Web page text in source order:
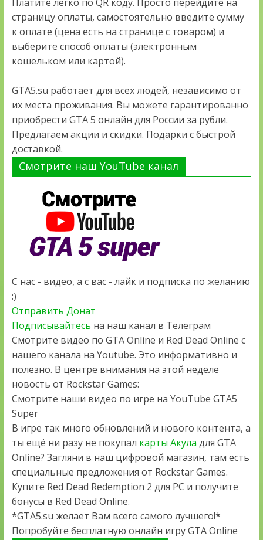
страницу оплаты, самостоятельно введите сумму
к оплате (цена есть на странице с товаром) и
выберите способ оплаты (электронным
кошельком или картой).
GTA5.su работает для всех людей, независимо от
их места проживания. Вы можете гарантированно
приобрести GTA 5 онлайн для России за рубли.
Предлагаем акции и скидки. Подарки с быстрой
доставкой.
Смотрите наш YouTube канал
С нас - видео, а с вас - лайк и подписка по желанию
:)
Отправить Донат
Подписывайтесь на наш канал в Телеграм
Смотрите видео по GTA Online и Red Dead Online с
нашего канала на Youtube. Это информативно и
полезно. В центре внимания на этой неделе
новость от Rockstar Games:
Смотрите наши видео по игре на YouTube GTA5
Super
В игре так много обновлений и нового контента, а
ты ещё ни разу не покупал карты Акула для GTA
Online? Загляни в наш цифровой магазин, там есть
специальные предложения от Rockstar Games.
Купите Red Dead Redemption 2 для PC и получите
бонусы в Red Dead Online.
*GTA5.su желает Вам всего самого лучшего!*
Попробуйте бесплатную онлайн игру GTA Online